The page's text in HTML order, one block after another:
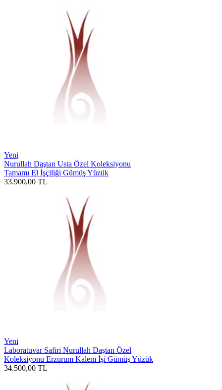
Yeni
Nurullah Daştan Usta Özel Koleksiyonu
Tamamı El İşçiliği Gümüş Yüzük
33.900,00 TL
Yeni
Laboratuvar Safiri Nurullah Daştan Özel
Koleksiyonu Erzurum Kalem İşi Gümüş Yüzük
34.500,00 TL